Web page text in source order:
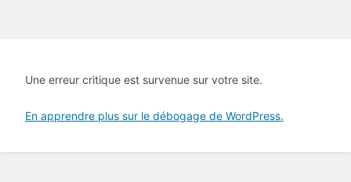
Une erreur critique est survenue sur votre site.
En apprendre plus sur le débogage de WordPress.